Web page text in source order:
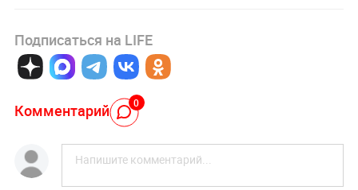
Подписаться на LIFE
Комментарий 0